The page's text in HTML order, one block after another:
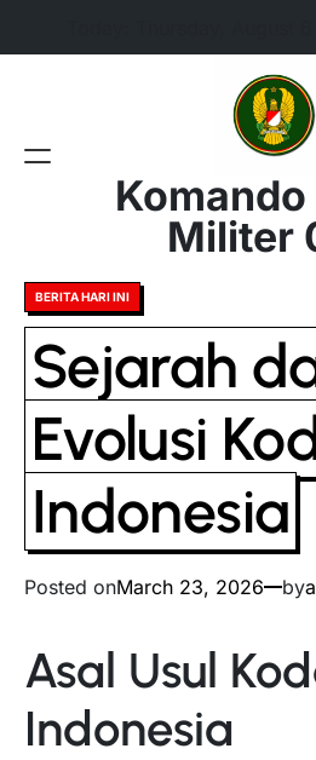
Komando
Militer
Posted
in
BERITA HARI INI
Sejarah
Evolusi
Indonesia
Posted onMarch 23, 2026 by
Asal Usul
Indonesia